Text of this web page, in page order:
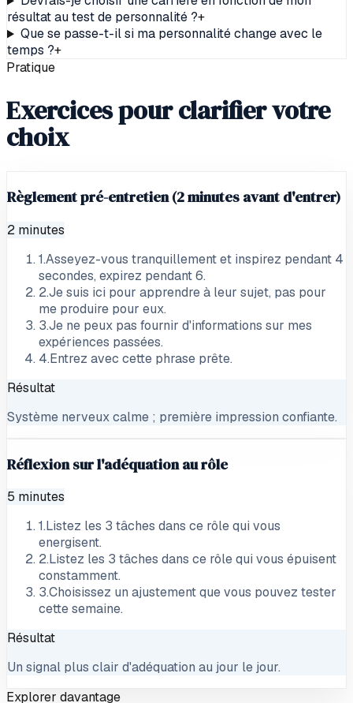
résultat au test de personnalité ?+
Que se passe-t-il si ma personnalité change avec le
temps ?+
Pratique
Exercices pour clarifier votre
choix
Règlement pré-entretien (2 minutes avant d'entrer)
2 minutes
1.Asseyez-vous tranquillement et inspirez pendant 4
secondes, expirez pendant 6.
2.Je suis ici pour apprendre à leur sujet, pas pour
me produire pour eux.
3.Je ne peux pas fournir d'informations sur mes
expériences passées.
4.Entrez avec cette phrase prête.
Résultat
Système nerveux calme ; première impression confiante.
Réflexion sur l'adéquation au rôle
5 minutes
1.Listez les 3 tâches dans ce rôle qui vous
energisent.
2.Listez les 3 tâches dans ce rôle qui vous épuisent
constamment.
3.Choisissez un ajustement que vous pouvez tester
cette semaine.
Résultat
Un signal plus clair d'adéquation au jour le jour.
Explorer davantage